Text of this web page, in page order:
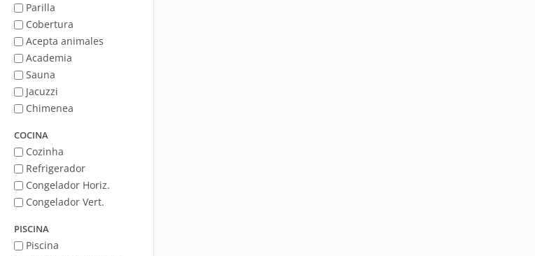
Parilla
Cobertura
Acepta animales
Academia
Sauna
Jacuzzi
Chimenea
COCINA
Cozinha
Refrigerador
Congelador Horiz.
Congelador Vert.
PISCINA
Piscina